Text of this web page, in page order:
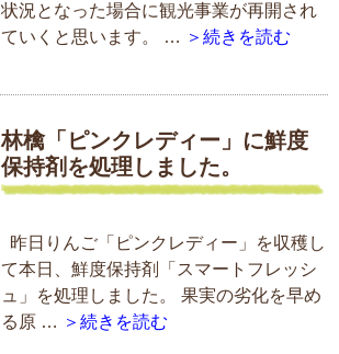
状況となった場合に観光事業が再開され
ていくと思います。 … ＞続きを読む
林檎「ピンクレディー」に鮮度
保持剤を処理しました。
昨日りんご「ピンクレディー」を収穫し
て本日、鮮度保持剤「スマートフレッシ
ュ」を処理しました。 果実の劣化を早め
る原 … ＞続きを読む